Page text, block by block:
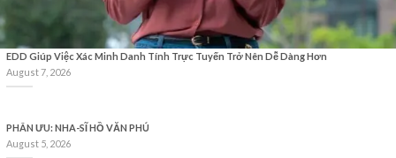
EDD Giúp Việc Xác Minh Danh Tính Trực Tuyến Trở Nên Dễ Dàng Hơn
August 7, 2026
PHÂN ƯU: NHA-SĨ HỒ VĂN PHÚ
August 5, 2026